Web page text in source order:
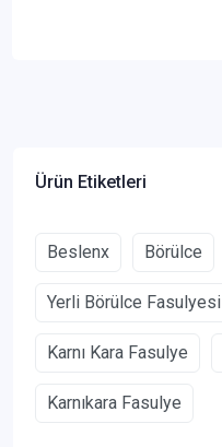
Ürün Etiketleri
Beslenx Börülce
Yerli Börülce Fasulyesi
Karnı Kara Fasulye
Karnıkara Fasulye